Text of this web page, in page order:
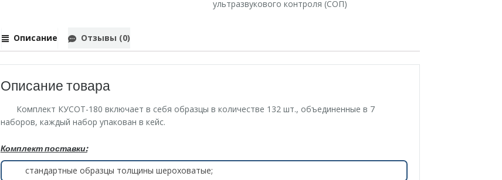
ультразвукового контроля (СОП)
Описание Отзывы (0)
Описание товара
Комплект КУСОТ-180 включает в себя образцы в количестве 132 шт., объединенные в 7
наборов, каждый набор упакован в кейс.
Комплект поставки:
стандартные образцы толщины шероховатые;